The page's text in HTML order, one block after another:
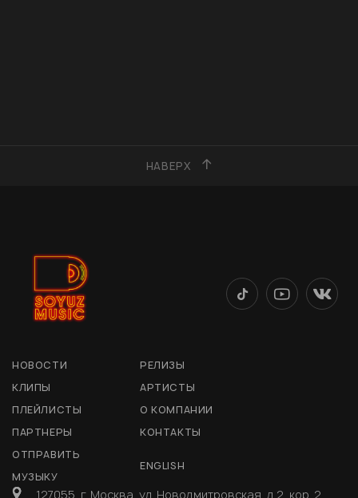
НАВЕРХ
НОВОСТИ
РЕЛИЗЫ
КЛИПЫ
АРТИСТЫ
ПЛЕЙЛИСТЫ
О КОМПАНИИ
ПАРТНЕРЫ
КОНТАКТЫ
ОТПРАВИТЬ
МУЗЫКУ
ENGLISH
127055, г. Москва, ул. Новодмитровская, д 2, кор. 2